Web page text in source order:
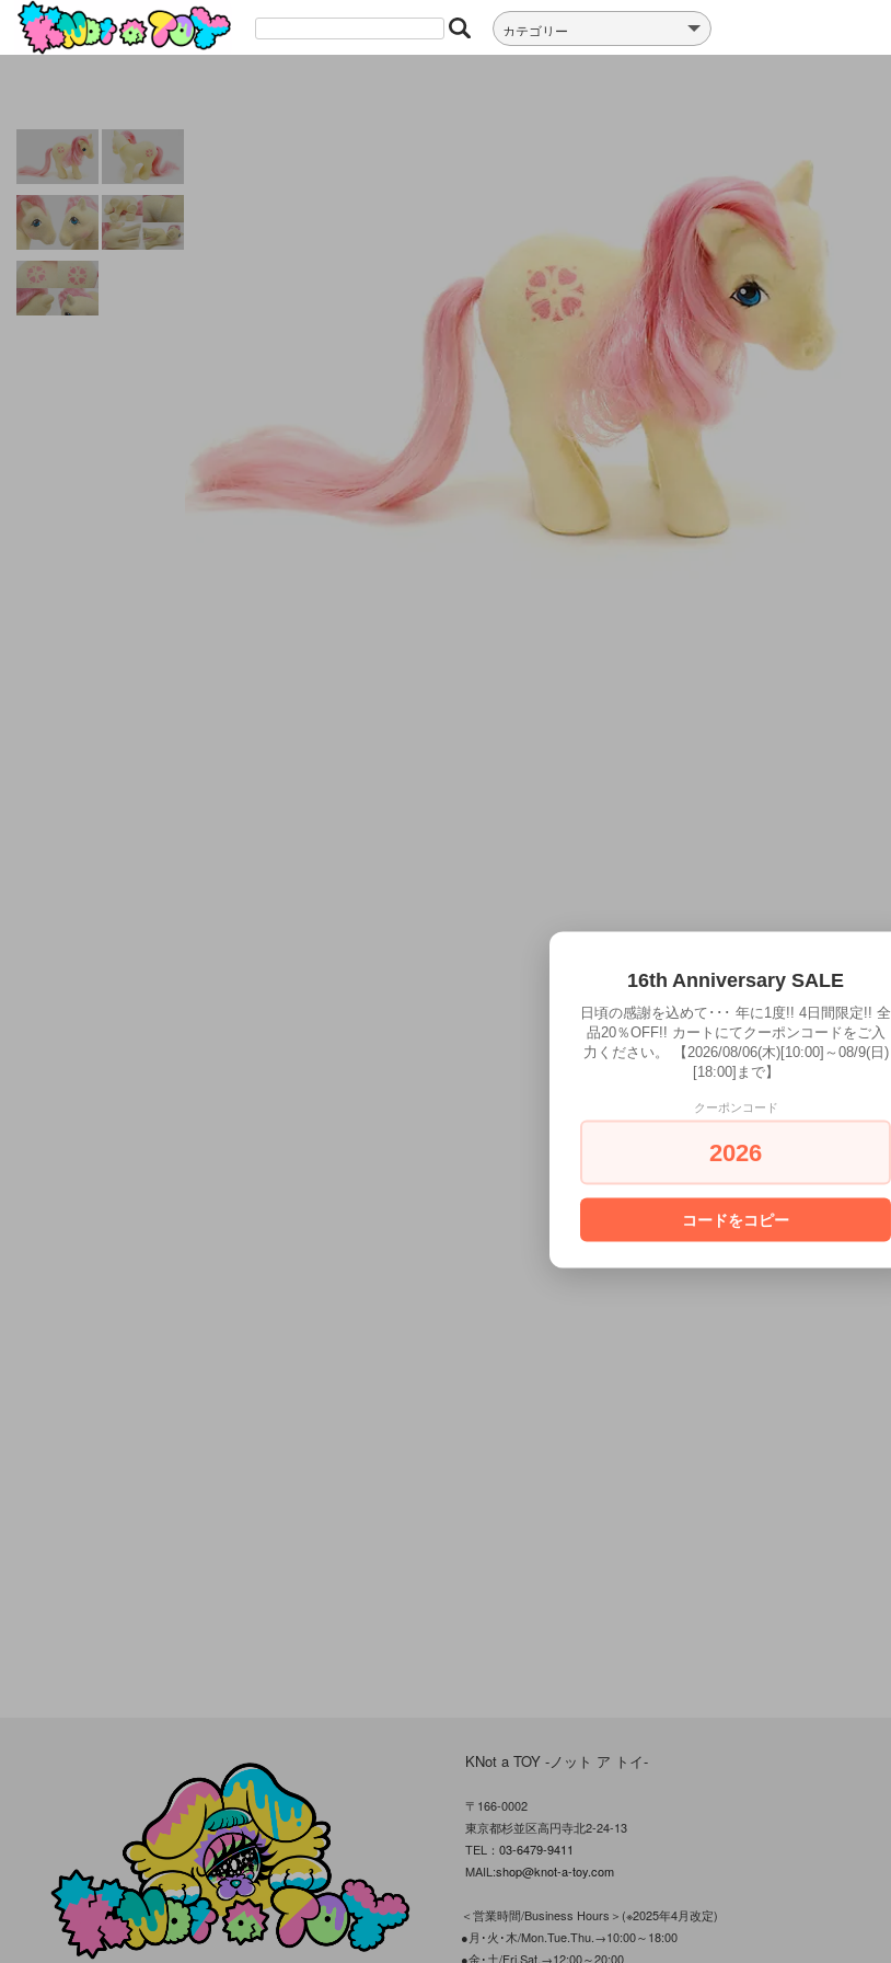
KNot a TOY -ノット ア トイ-
〒166-0002
東京都杉並区高円寺北2-24-13
TEL：03-6479-9411
MAIL:shop@knot-a-toy.com
＜営業時間/Business Hours＞(※2025年4月改定)
●月･火･木/Mon.Tue.Thu.→10:00～18:00
●金･土/Fri.Sat.→12:00～20:00
16th Anniversary SALE
日頃の感謝を込めて･･･ 年に1度!! 4日間限定!! 全
品20％OFF!! カートにてクーポンコードをご入
力ください。 【2026/08/06(木)[10:00]～08/9(日)
[18:00]まで】
クーポンコード
2026
コードをコピー